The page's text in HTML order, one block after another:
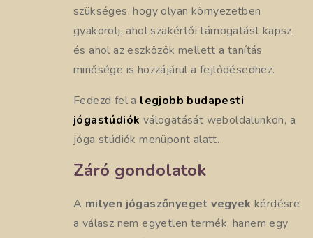
szükséges, hogy olyan környezetben
gyakorolj, ahol szakértői támogatást kapsz,
és ahol az eszközök mellett a tanítás
minősége is hozzájárul a fejlődésedhez.
Fedezd fel a legjobb budapesti
jógastúdiók válogatását weboldalunkon, a
jóga stúdiók menüpont alatt.
Záró gondolatok
A milyen jógaszőnyeget vegyek kérdésre
a válasz nem egyetlen termék, hanem egy